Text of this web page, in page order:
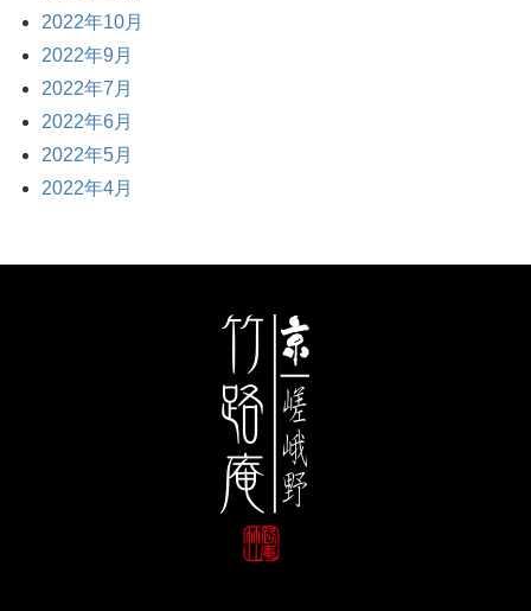
2022年10月
2022年9月
2022年7月
2022年6月
2022年5月
2022年4月